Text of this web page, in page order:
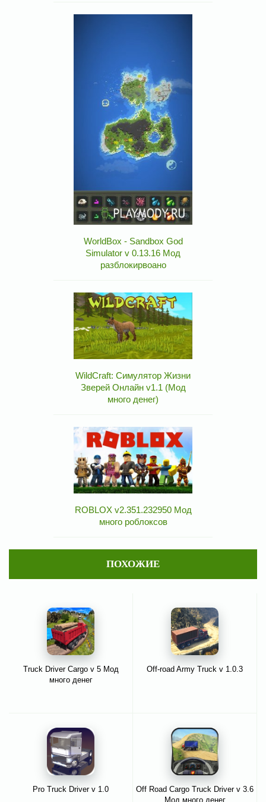
WorldBox - Sandbox God
Simulator v 0.13.16 Мод
разблокирвоано
WildCraft: Симулятор Жизни
Зверей Онлайн v1.1 (Мод
много денег)
ROBLOX v2.351.232950 Мод
много роблоксов
ПОХОЖИЕ
Truck Driver Cargo v 5 Мод
много денег
Off-road Army Truck v 1.0.3
Pro Truck Driver v 1.0
Off Road Cargo Truck Driver v 3.6
Мод много денег